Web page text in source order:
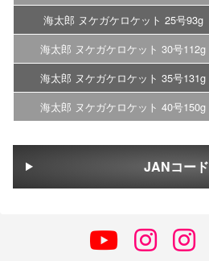
海太郎 ヌケガケロケット 25号93g
海太郎 ヌケガケロケット 30号112g
海太郎 ヌケガケロケット 35号131g
海太郎 ヌケガケロケット 40号150g
JANコード